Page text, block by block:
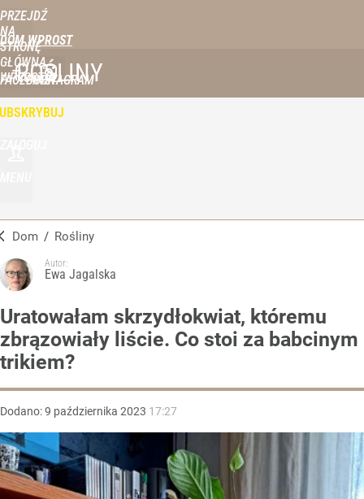
PRZEJDŹ
NA
STRONĘ
GŁÓWNĄ
WPROST.PL
DOM WPROST
FACEBOOKINSTAGRAM
ROŚLINY
Dom / Rośliny
Autor:
Ewa Jagalska
Uratowałam skrzydłokwiat, któremu
zbrązowiały liście. Co stoi za babcinym
trikiem?
Dodano:9 października 2023 17:27